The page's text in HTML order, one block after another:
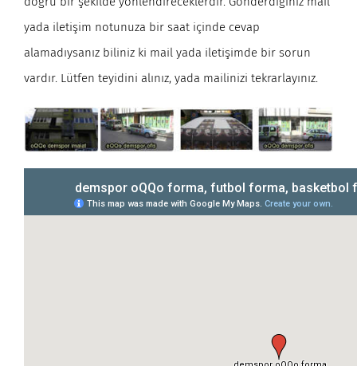
yada iletişim notunuza bir saat içinde cevap
alamadıysanız biliniz ki mail yada iletişimde bir sorun
vardır. Lütfen teyidini alınız, yada mailinizi tekrarlayınız.